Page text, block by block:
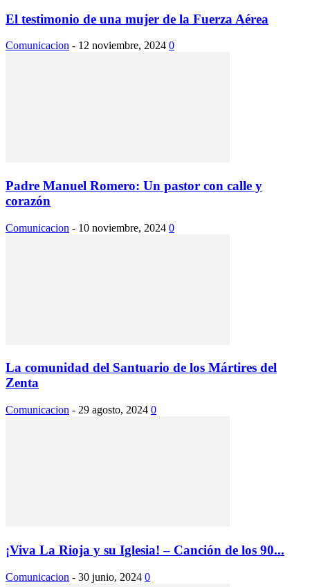
El testimonio de una mujer de la Fuerza Aérea
Comunicacion - 12 noviembre, 2024 0
Padre Manuel Romero: Un pastor con calle y
corazón
Comunicacion - 10 noviembre, 2024 0
La comunidad del Santuario de los Mártires del
Zenta
Comunicacion - 29 agosto, 2024 0
¡Viva La Rioja y su Iglesia! – Canción de los 90...
Comunicacion - 30 junio, 2024 0